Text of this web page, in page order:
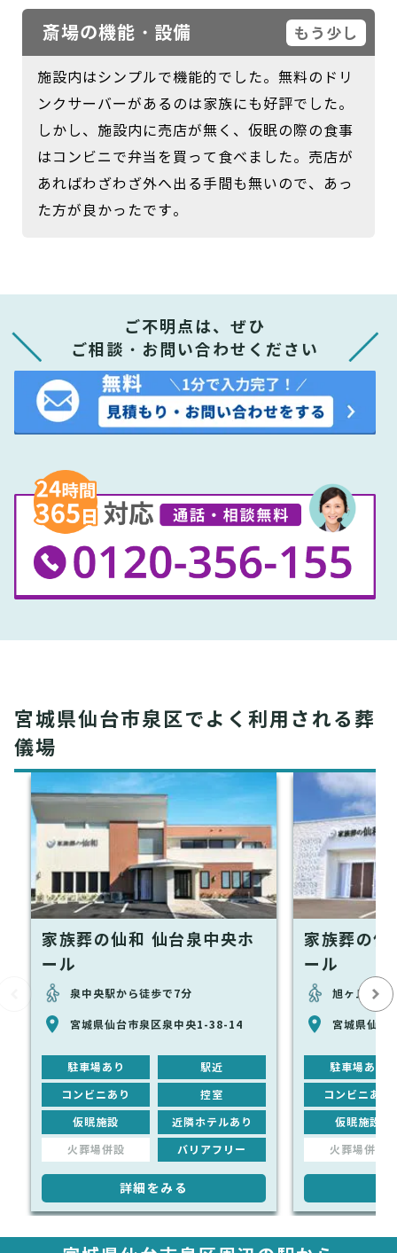
斎場の機能・設備 もう少し
施設内はシンプルで機能的でした。無料のドリ
ンクサーバーがあるのは家族にも好評でした。
しかし、施設内に売店が無く、仮眠の際の食事
はコンビニで弁当を買って食べました。売店が
あればわざわざ外へ出る手間も無いので、あっ
た方が良かったです。
ご不明点は、ぜひ
ご相談・お問い合わせください
宮城県仙台市泉区でよく利用される葬
儀場
家族葬の仙和 仙台泉中央ホ
ール
泉中央駅から徒歩で7分
宮城県仙台市泉区泉中央1-38-14
駐車場あり 駅近
コンビニあり 控室
仮眠施設 近隣ホテルあり
火葬場併設 バリアフリー
詳細をみる
家族葬の仙
ール
旭ヶ丘駅か
宮城県仙台
駐車場あり
コンビニあり
仮眠施設
火葬場併設